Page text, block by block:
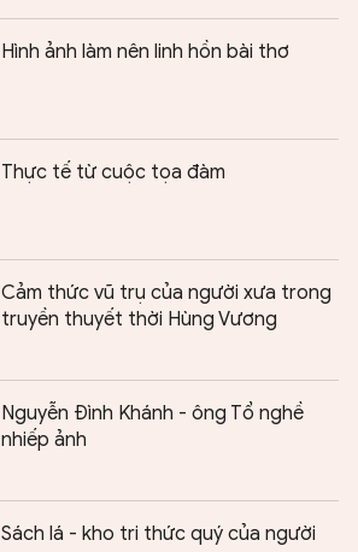
Hình ảnh làm nên linh hồn bài thơ
Thực tế từ cuộc tọa đàm
Cảm thức vũ trụ của người xưa trong
truyền thuyết thời Hùng Vương
Nguyễn Đình Khánh - ông Tổ nghề
nhiếp ảnh
Sách lá - kho tri thức quý của người